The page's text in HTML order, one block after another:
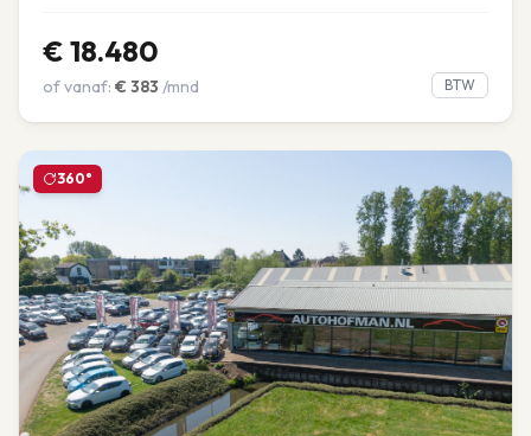
€ 18.480
of vanaf: € 383 /mnd BTW
360°